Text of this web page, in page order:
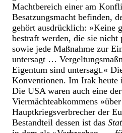
Machtbereich einer am
Besatzungsmacht befinden,
gehört ausdrücklich: »Keine
bestraft werden, die sie
sowie jede Maßnahme zur
untersagt …
Eigentum sind untersagt.«
Konventionen. Im Irak heute
Die USA waren auch eine
Viermächteabkommens
Hauptkriegsverbrecher der
Bestandteil dessen ist das